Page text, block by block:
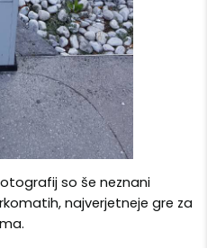
so še neznani
najverjetneje gre za